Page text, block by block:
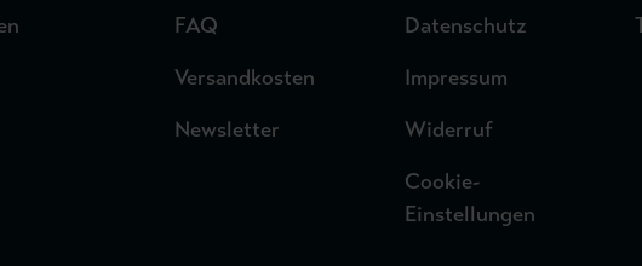
FAQ
Versandkosten
Newsletter
Datenschutz
Impressum
Widerruf
Cookie-
Einstellungen